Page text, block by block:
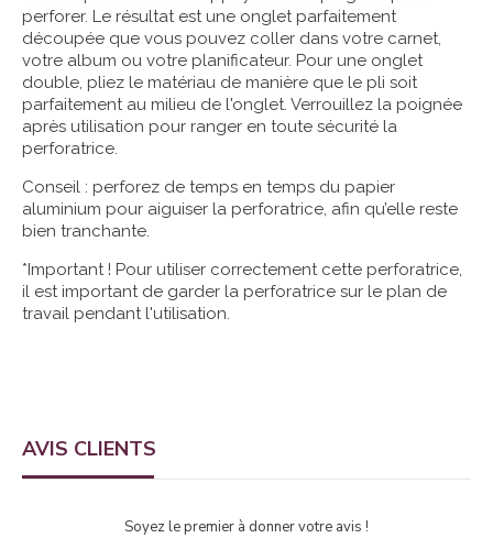
perforer. Le résultat est une onglet parfaitement
découpée que vous pouvez coller dans votre carnet,
votre album ou votre planificateur. Pour une onglet
double, pliez le matériau de manière que le pli soit
parfaitement au milieu de l'onglet. Verrouillez la poignée
après utilisation pour ranger en toute sécurité la
perforatrice.
Conseil : perforez de temps en temps du papier
aluminium pour aiguiser la perforatrice, afin qu’elle reste
bien tranchante.
*Important ! Pour utiliser correctement cette perforatrice,
il est important de garder la perforatrice sur le plan de
travail pendant l'utilisation.
AVIS CLIENTS
Soyez le premier à donner votre avis !